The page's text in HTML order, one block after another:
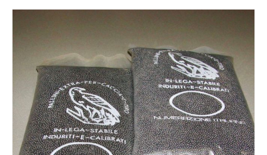
galleria
immagini